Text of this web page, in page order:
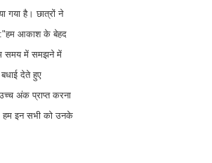
गया है। छात्रों ने
आकाश के बेहद
कम समय में समझने में
देते हुए
उच्च अंक प्राप्त करना
हम इन सभी को उनके